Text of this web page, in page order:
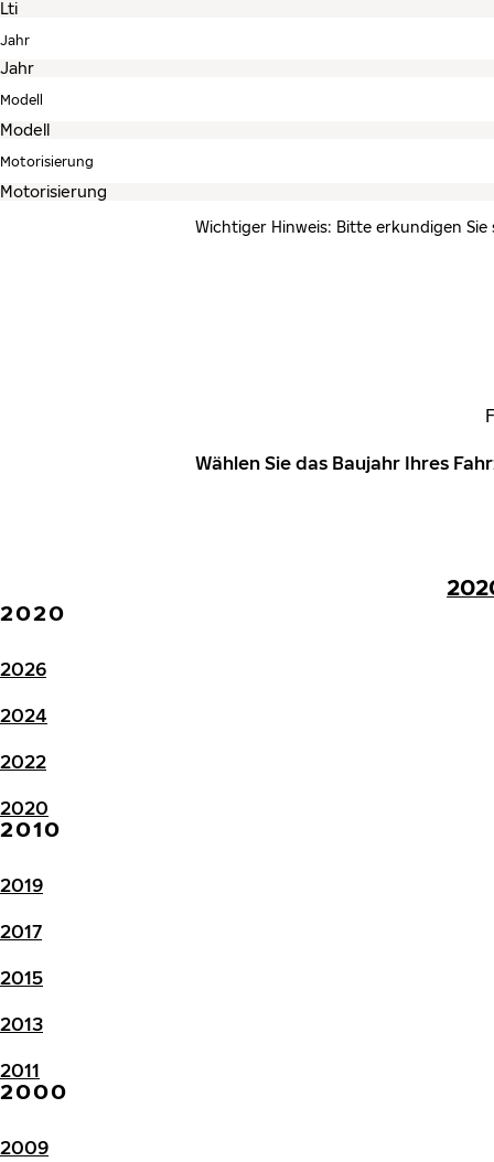
Jahr
Modell
Motorisierung
Wichtiger Hinweis: Bitte erkundigen
Wählen Sie das Baujahr Ihres
2020
2026
2024
2022
2020
2010
2019
2017
2015
2013
2011
2000
2009